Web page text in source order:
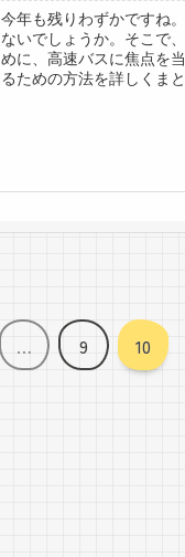
今年も残りわずかですね
ないでしょうか。そこで
めに、高速バスに焦点を
るための方法を詳しくま
… 9 10